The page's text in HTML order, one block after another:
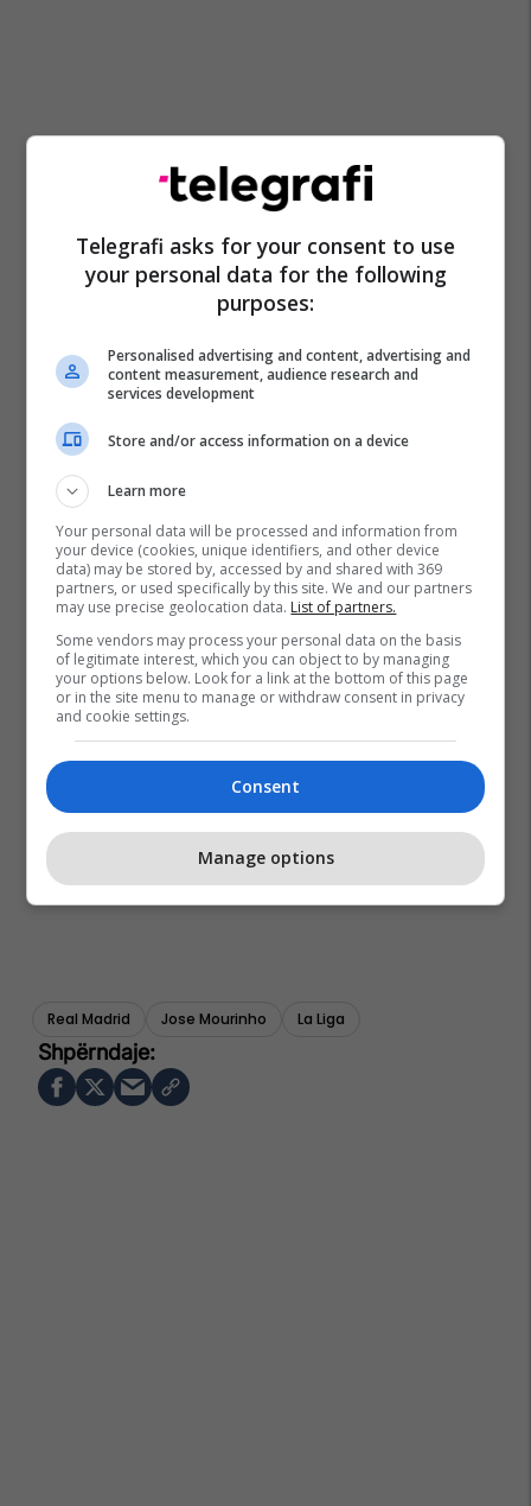
Real Madrid Jose Mourinho La Liga
Telegrafi asks for your consent to use
your personal data for the following
purposes:
Personalised advertising and content, advertising and
content measurement, audience research and
services development
Store and/or access information on a device
Learn more
Your personal data will be processed and information from
your device (cookies, unique identifiers, and other device
data) may be stored by, accessed by and shared with 369
partners, or used specifically by this site. We and our partners
may use precise geolocation data. List of partners.
Some vendors may process your personal data on the basis
of legitimate interest, which you can object to by managing
your options below. Look for a link at the bottom of this page
or in the site menu to manage or withdraw consent in privacy
and cookie settings.
Consent
Manage options